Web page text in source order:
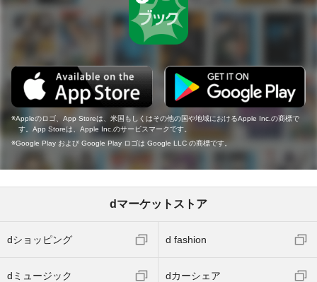
Appleのロゴ、App Storeは、米国もしくはその他の国や地域におけるApple Inc.の商標で
す。App Storeは、Apple Inc.のサービスマークです。
Google Play および Google Play ロゴは Google LLC の商標です。
dマーケットストア
dショッピング d fashion
dミュージック dカーシェア